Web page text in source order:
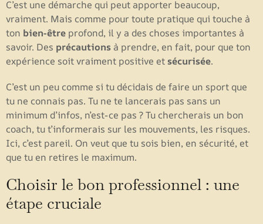
C’est une démarche qui peut apporter beaucoup,
vraiment. Mais comme pour toute pratique qui touche à
ton bien-être profond, il y a des choses importantes à
savoir. Des précautions à prendre, en fait, pour que ton
expérience soit vraiment positive etsécurisée.
C’est un peu comme si tu décidais de faire un sport que
tu ne connais pas. Tu ne te lancerais pas sans un
minimum d’infos, n’est-ce pas ? Tu chercherais un bon
coach, tu t’informerais sur les mouvements, les risques.
Ici, c’est pareil. On veut que tu sois bien, en sécurité, et
que tu en retires le maximum.
Choisir le bon professionnel : une
étape cruciale